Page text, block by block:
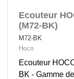
Ecouteur
(M72-BK)
M72-BK
Hoco
Ecouteur
BK - Gamme